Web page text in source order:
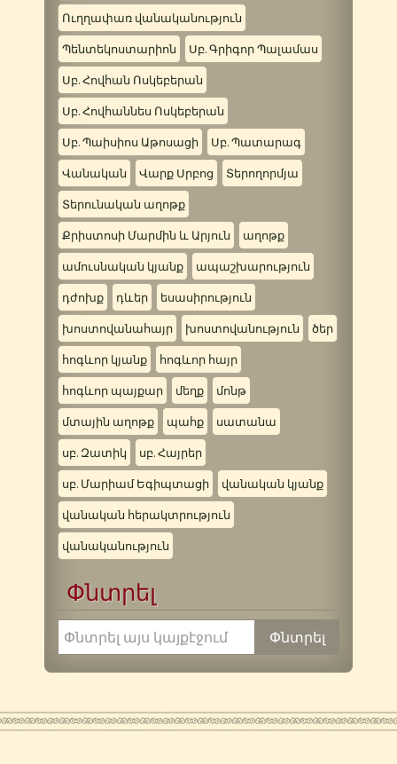
Ուղղափառ վանականություն
Պենտեկոստարիոն Սբ. Գրիգոր Պալամաս
Սբ. Հովհան Ոսկեբերան
Սբ. Հովհաննես Ոսկեբերան
Սբ. Պաիսիոս Աթոսացի Սբ. Պատարագ
Վանական Վարք Սրբոց Տերողորմյա
Տերունական աղոթք
Քրիստոսի Մարմին և Արյուն աղոթք
ամուսնական կյանք ապաշխարություն
դժոխք դևեր եսասիրություն
խոստովանահայր խոստովանություն ծեր
հոգևոր կյանք հոգևոր հայր
հոգևոր պայքար մեղք մոնթ
մտային աղոթք պահք սատանա
սբ. Զատիկ սբ. Հայրեր
սբ. Մարիամ Եգիպտացի վանական կյանք
վանական հերակտրություն
վանականություն
Փնտրել